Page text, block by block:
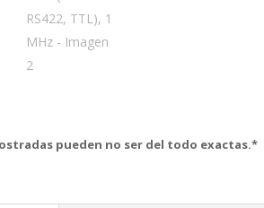
pueden no ser del todo exactas.*